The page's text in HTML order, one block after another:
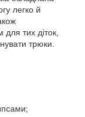
легко й
тих діток,
трюки.